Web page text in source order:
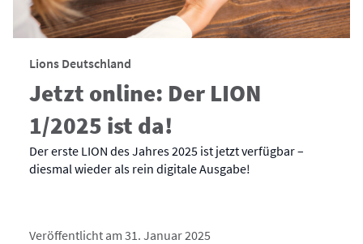
Lions Deutschland
Jetzt online: Der LION
1/2025 ist da!
Der erste LION des Jahres 2025 ist jetzt verfügbar –
diesmal wieder als rein digitale Ausgabe!
Veröffentlicht am 31. Januar 2025